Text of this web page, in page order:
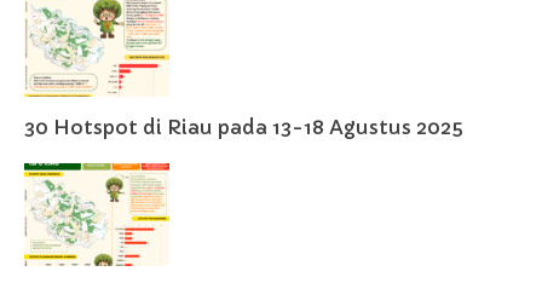
30 Hotspot di Riau pada 13-18 Agustus 2025